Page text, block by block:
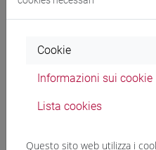
Docenti
Cookie
Informazioni sui cookie
Lista cookies
Questo sito web utilizza i